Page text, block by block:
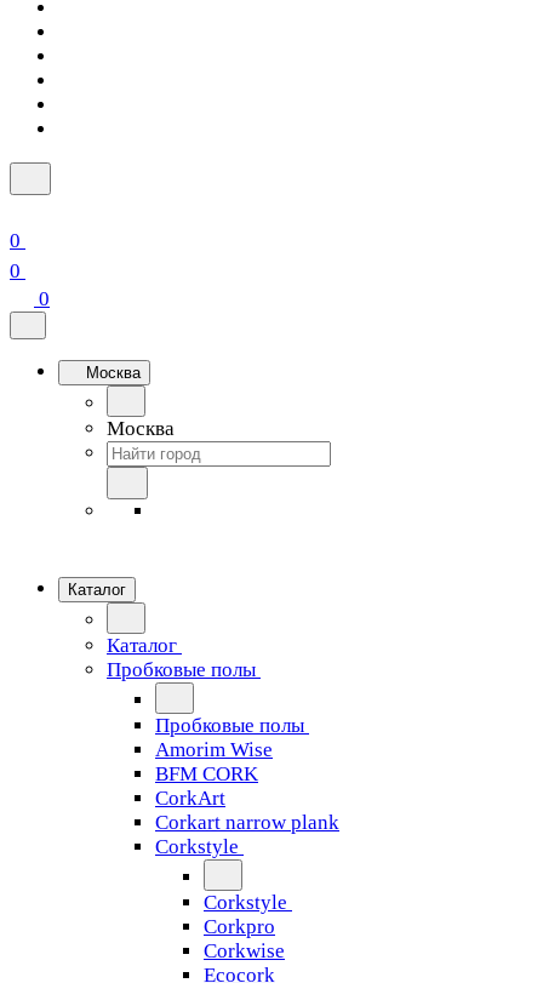
0
0
0
Москва
Москва
Каталог
Каталог
Пробковые полы
Пробковые полы
Amorim Wise
BFM CORK
CorkArt
Corkart narrow plank
Corkstyle
Corkstyle
Corkpro
Corkwise
Ecocork